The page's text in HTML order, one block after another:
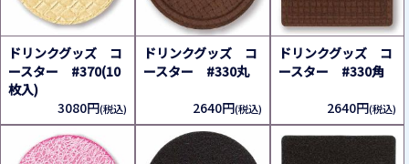
ドリンクグッズ コ
ースター #370(10
枚入)
3080円(税込)
ドリンクグッズ コ
ースター #330丸
2640円(税込)
ドリンクグッズ コ
ースター #330角
2640円(税込)